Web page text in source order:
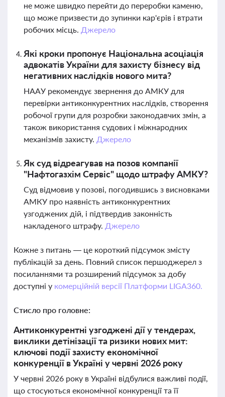
не може швидко перейти до переробки каменю,
що може призвести до зупинки кар'єрів і втрати
робочих місць. Джерело
Які кроки пропонує Національна асоціація
адвокатів України для захисту бізнесу від
негативних наслідків нового мита?
НААУ рекомендує звернення до АМКУ для
перевірки антиконкурентних наслідків, створення
робочої групи для розробки законодавчих змін, а
також використання судових і міжнародних
механізмів захисту. Джерело
Як суд відреагував на позов компанії
"Нафтогазхім Сервіс" щодо штрафу АМКУ?
Суд відмовив у позові, погодившись з висновками
АМКУ про наявність антиконкурентних
узгоджених дій, і підтвердив законність
накладеного штрафу. Джерело
Кожне з питань — це короткий підсумок змісту
публікацій за день. Повний список першоджерел з
посиланнями та розширений підсумок за добу
доступні у комерційній версії Платформи LIGA360.
Стисло про головне:
Антиконкурентні узгоджені дії у тендерах,
виклики детінізації та ризики нових мит:
ключові події захисту економічної
конкуренції в Україні у червні 2026 року
У червні 2026 року в Україні відбулися важливі події,
що стосуються економічної конкуренції та її